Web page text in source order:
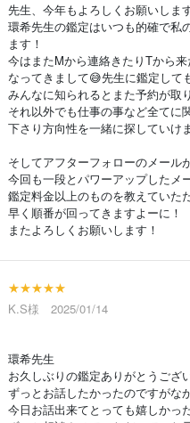
先生、今年もよろしくお願いしま
環希先生の鑑定はいつも的確で私
ます！
今はまたMから連絡きたりTから
なってきまして😅先生に鑑定して
みんなに知られるとまた予約が取
それ以外でも仕事の事など全てに
下さり方向性を一緒に探していけ
そしてアフターフォローのメール
今回も一段とパワーアップしたメ
鑑定料金以上のものを教えていた
早く順番が回ってきますよーに！
またよろしくお願いします！
★★★★★
K.S様 2025/01/14
環希先生
お久しぶりの鑑定ありがとうござ
ずっとお話したかったのですがな
今日お話出来てとっても嬉しかっ